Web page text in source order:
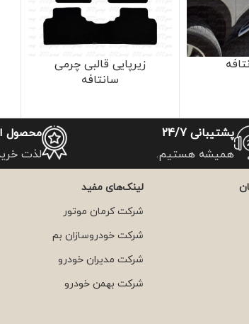
زیرپایی قالبی چرمی
سانتافه
پشتیبانی 24/7
همیشه هستیم.
محصول
لذت
لینک‌های مفید
شرکت کرمان موتور
شرکت خودروسازان بم
شرکت مدیران خودرو
شرکت بهمن خودرو